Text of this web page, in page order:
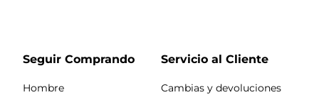
Seguir Comprando
Hombre
Servicio al Cliente
Cambias y devoluciones